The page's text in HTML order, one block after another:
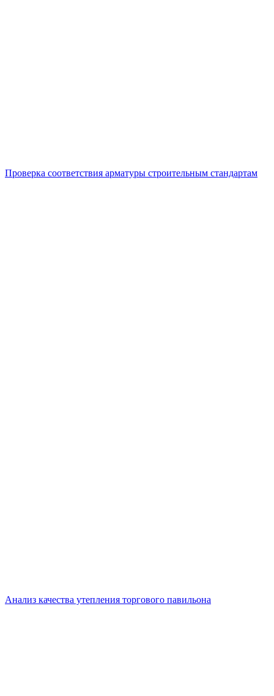
Проверка соответствия арматуры строительным стандартам
Анализ качества утепления торгового павильона